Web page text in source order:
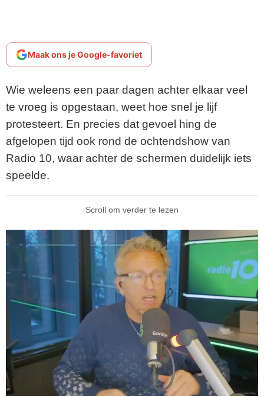
Maak ons je Google-favoriet
Wie weleens een paar dagen achter elkaar veel
te vroeg is opgestaan, weet hoe snel je lijf
protesteert. En precies dat gevoel hing de
afgelopen tijd ook rond de ochtendshow van
Radio 10, waar achter de schermen duidelijk iets
speelde.
Scroll om verder te lezen